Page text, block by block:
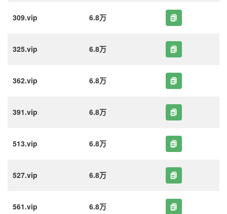
309.vip 6.8万
325.vip 6.8万
362.vip 6.8万
391.vip 6.8万
513.vip 6.8万
527.vip 6.8万
561.vip 6.8万